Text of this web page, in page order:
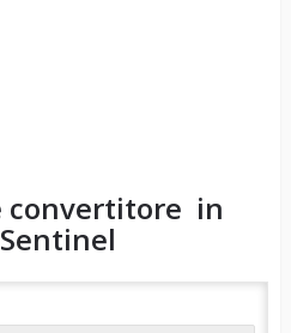
convertitore in
Sentinel